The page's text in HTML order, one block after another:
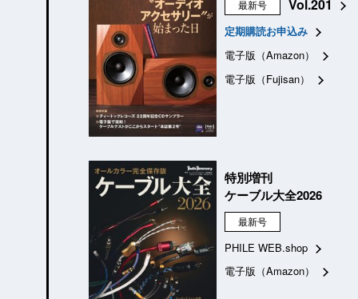
最新号 Vol.201
定期購読お申込み
電子版（Amazon）
電子版（Fujisan）
特別増刊
ケーブル大全2026
最新号
PHILE WEB.shop
電子版（Amazon）